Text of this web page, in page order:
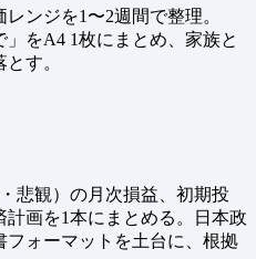
ンジを1〜2週間で整理。
」をA4 1枚にまとめ、家族と
す。
悲観）の月次損益、初期投
画を1本にまとめる。日本政
フォーマットを土台に、根拠